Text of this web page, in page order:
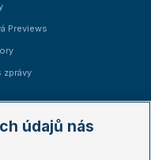
Previews
zprávy
údajů nás